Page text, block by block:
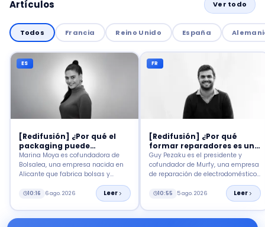
Artículos Ver todo
Todos Francia Reino Unido España
ES
[Redifusión] ¿Por qué el
packaging puede
convertirse en una
herramienta de impacto
social?
Marina Moya es cofundadora de
Bolsalea, una empresa nacida en
Alicante que fabrica bolsas y
embalajes reciclables con empleo
inclusivo.
10:16 6 ago. 2026 Leer
FR
[Redifusión] ¿Por qué
formar reparadores es un
desafío estratégico?
Guy Pezaku es el presidente y
cofundador de Murfy, una empresa
de reparación de electrodomésticos
lanzada en 2018. Hoy también se
dedica a la instalación y
mantenimiento de paneles
fotovoltaicos, así como de sistemas
de calefacción tipo bomba de calor.
10:55 5 ago. 2026 Leer